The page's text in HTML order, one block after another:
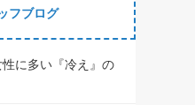
フブログ
に多い『冷え』の